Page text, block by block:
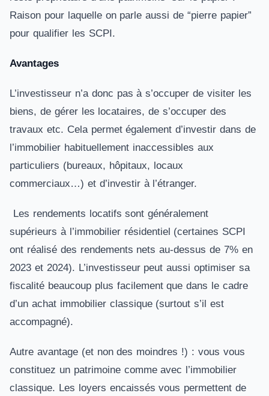
Raison pour laquelle on parle aussi de “pierre papier”
pour qualifier les SCPI.
Avantages
L’investisseur n’a donc pas à s’occuper de visiter les
biens, de gérer les locataires, de s’occuper des
travaux etc. Cela permet également d’investir dans de
l’immobilier habituellement inaccessibles aux
particuliers (bureaux, hôpitaux, locaux
commerciaux…) et d’investir à l’étranger.
Les rendements locatifs sont généralement
supérieurs à l’immobilier résidentiel (certaines SCPI
ont réalisé des rendements nets au-dessus de 7% en
2023 et 2024). L’investisseur peut aussi optimiser sa
fiscalité beaucoup plus facilement que dans le cadre
d’un achat immobilier classique (surtout s’il est
accompagné).
Autre avantage (et non des moindres !) : vous vous
constituez un patrimoine comme avec l’immobilier
classique. Les loyers encaissés vous permettent de